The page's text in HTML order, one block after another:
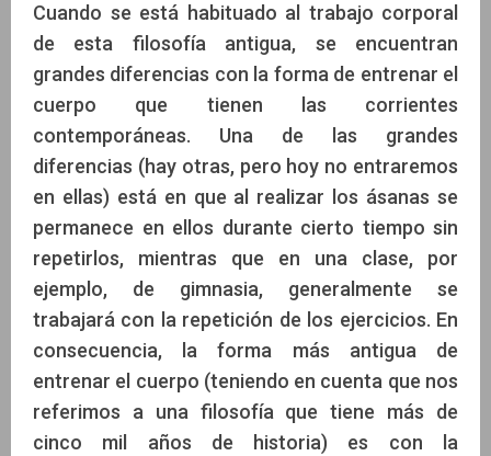
Cuando se está habituado al trabajo corporal
de esta filosofía antigua, se encuentran
grandes diferencias con la forma de entrenar el
cuerpo que tienen las corrientes
contemporáneas. Una de las grandes
diferencias (hay otras, pero hoy no entraremos
en ellas) está en que al realizar los ásanas se
permanece en ellos durante cierto tiempo sin
repetirlos, mientras que en una clase, por
ejemplo, de gimnasia, generalmente se
trabajará con la repetición de los ejercicios. En
consecuencia, la forma más antigua de
entrenar el cuerpo (teniendo en cuenta que nos
referimos a una filosofía que tiene más de
cinco mil años de historia) es con la